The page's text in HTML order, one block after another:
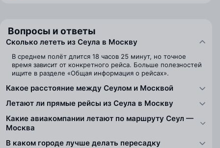
Вопросы и ответы
Сколько лететь из Сеула в Москву
В среднем полёт длится 18 часов 25 минут, но точное
время зависит от конкретного рейса. Больше полезностей
ищите в разделе «Общая информация о рейсах».
Какое расстояние между Сеулом и Москвой
Летают ли прямые рейсы из Сеула в Москву
Какие авиакомпании летают по маршруту Сеул —
Москва
В каком городе лучше делать пересадку